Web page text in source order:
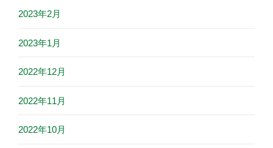
2023年2月
2023年1月
2022年12月
2022年11月
2022年10月